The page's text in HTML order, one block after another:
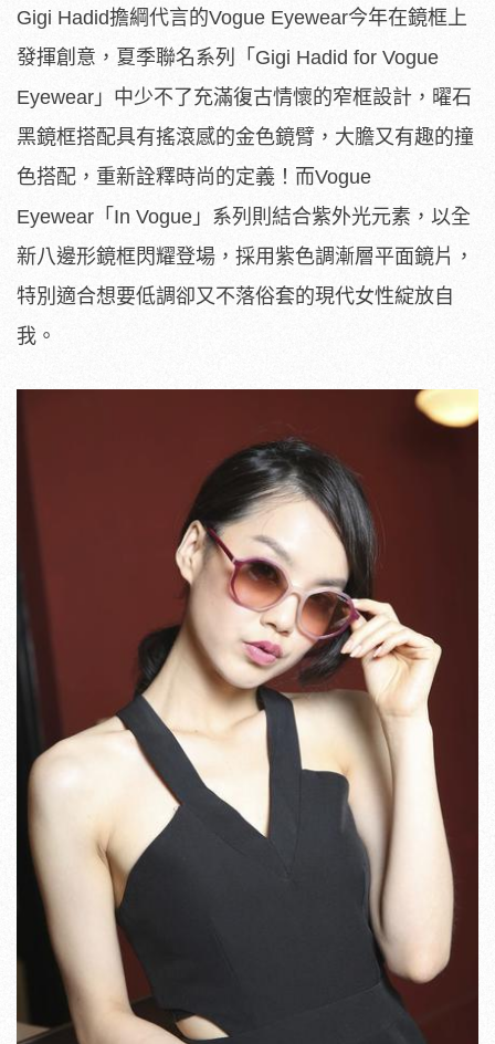
Gigi Hadid擔綱代言的Vogue Eyewear今年在鏡框上
發揮創意，夏季聯名系列「Gigi Hadid for Vogue
Eyewear」中少不了充滿復古情懷的窄框設計，曜石
黑鏡框搭配具有搖滾感的金色鏡臂，大膽又有趣的撞
色搭配，重新詮釋時尚的定義！而Vogue
Eyewear「In Vogue」系列則結合紫外光元素，以全
新八邊形鏡框閃耀登場，採用紫色調漸層平面鏡片，
特別適合想要低調卻又不落俗套的現代女性綻放自
我。